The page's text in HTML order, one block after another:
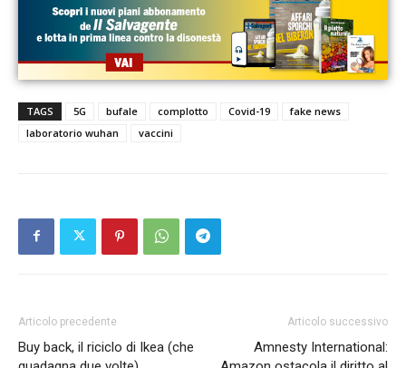
TAGS 5G bufale complotto Covid-19
fake news
laboratorio wuhan
vaccini
Articolo precedente
Buy back, il riciclo di Ikea (che
Articolo successivo
Amnesty International: